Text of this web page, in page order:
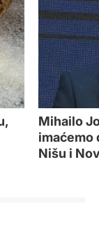
Mihailo
imaćemo
Nišu i